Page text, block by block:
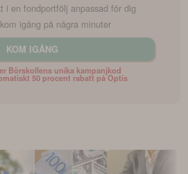
i en fondportfölj anpassad för dig
igång på några minuter
KOM IGÅNG
Börskollens unika kampanjkod
50 procent rabatt på Optis